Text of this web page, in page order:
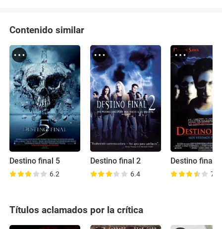
Contenido similar
Destino final 5
6.2
Destino final 2
6.4
Destino final
7.0
Títulos aclamados por la crítica